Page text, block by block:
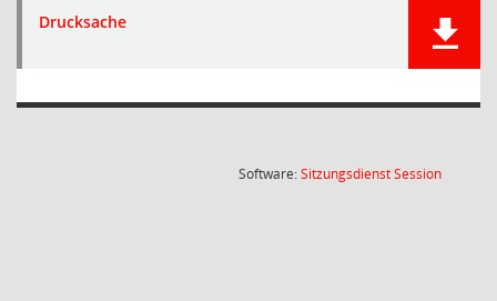
Drucksache
Software:SitzungsdienstSession(Wird in